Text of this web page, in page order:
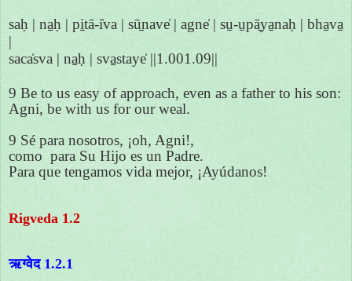
saḥ | na̱ḥ | pi̱tā-i̍va | sū̱nave̍ | agne̍ | su̱-u̱pā̱ya̱naḥ | bha̱va̱
|
saca̍sva | na̱ḥ | sva̱staye̍ ||1.001.09||
9 Be to us easy of approach, even as a father to his son:
Agni, be with us for our weal.
9 Sé para nosotros, ¡oh, Agni!,
como para Su Hijo es un Padre.
Para que tengamos vida mejor, ¡Ayúdanos!
Rigveda 1.2
ऋग्वेद 1.2.1